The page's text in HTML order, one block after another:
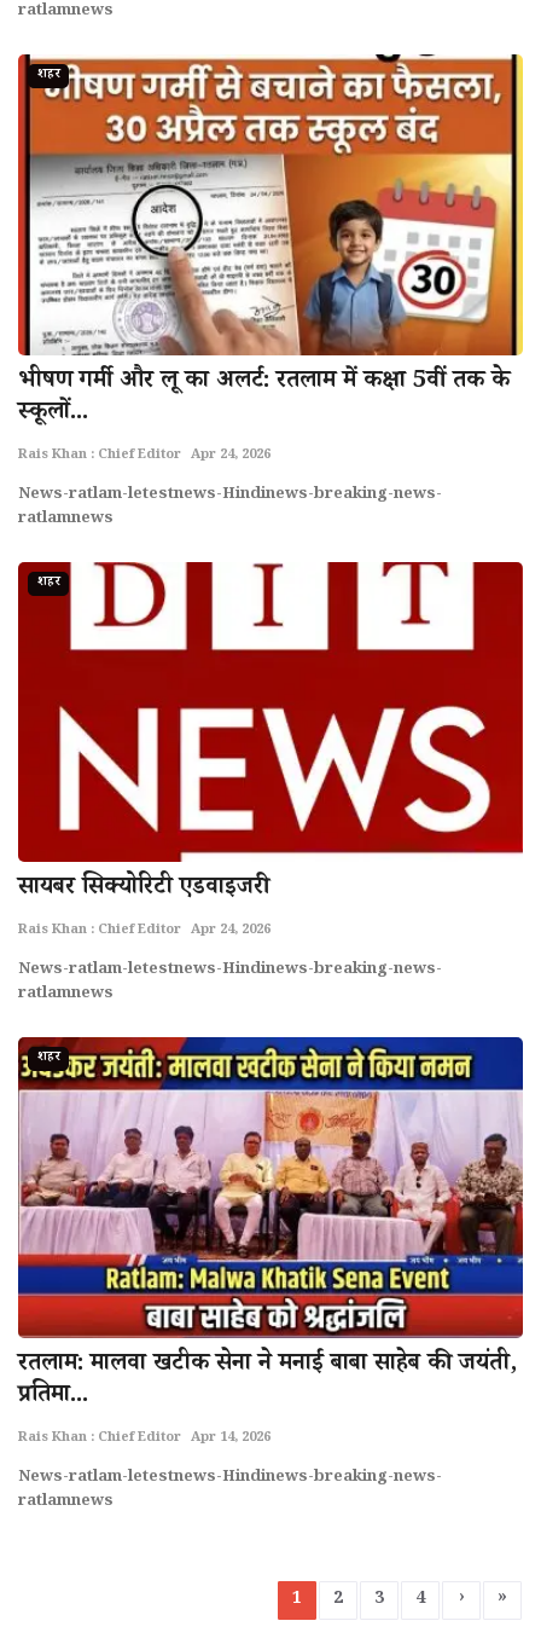
ratlamnews
शहर
भीषण गर्मी और लू का अलर्ट: रतलाम में कक्षा 5वीं तक के
स्कूलों...
Rais Khan : Chief Editor Apr 24, 2026
News-ratlam-letestnews-Hindinews-breaking-news-
ratlamnews
शहर
सायबर सिक्योरिटी एडवाइजरी
Rais Khan : Chief Editor Apr 24, 2026
News-ratlam-letestnews-Hindinews-breaking-news-
ratlamnews
शहर
रतलाम: मालवा खटीक सेना ने मनाई बाबा साहेब की जयंती,
प्रतिमा...
Rais Khan : Chief Editor Apr 14, 2026
News-ratlam-letestnews-Hindinews-breaking-news-
ratlamnews
1 2 3 4 › »